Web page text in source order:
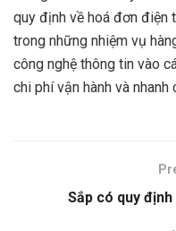
quy định về hoá đơn
trong những nhiệm vụ
công nghệ thông tin vào
chi phí vận hành và
Sắp có quy